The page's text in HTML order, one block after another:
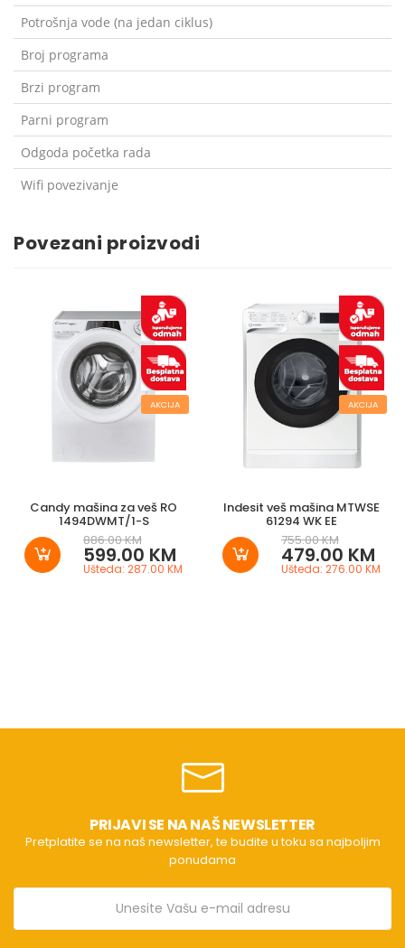
Potrošnja vode (na jedan ciklus)
Broj programa
Brzi program
Parni program
Odgoda početka rada
Wifi povezivanje
Povezani proizvodi
AKCIJA
Candy mašina za veš RO
1494DWMT/1-S
886.00 KM
599.00 KM
Ušteda: 287.00 KM
AKCIJA
Indesit veš mašina MTWSE
61294 WK EE
755.00 KM
479.00 KM
Ušteda: 276.00 KM
PRIJAVI SE NA NAŠ NEWSLETTER
Pretplatite se na naš newsletter, te budite u toku sa najboljim
ponudama